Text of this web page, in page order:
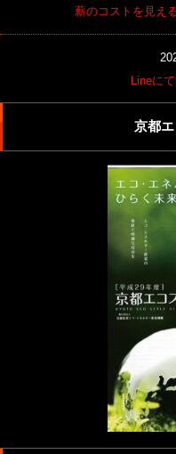
薪のコストを見え
Lineに
京都